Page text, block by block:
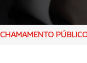
CHAMAMENTO